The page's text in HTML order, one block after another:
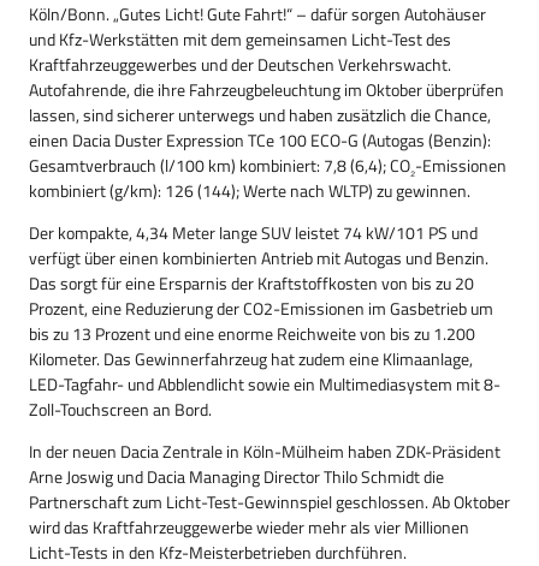
Köln/Bonn. „Gutes Licht! Gute Fahrt!“ – dafür sorgen Autohäuser
und Kfz-Werkstätten mit dem gemeinsamen Licht-Test des
Kraftfahrzeuggewerbes und der Deutschen Verkehrswacht.
Autofahrende, die ihre Fahrzeugbeleuchtung im Oktober überprüfen
lassen, sind sicherer unterwegs und haben zusätzlich die Chance,
einen Dacia Duster Expression TCe 100 ECO-G (Autogas (Benzin):
Gesamtverbrauch (l/100 km) kombiniert: 7,8 (6,4); CO₂-Emissionen
kombiniert (g/km): 126 (144); Werte nach WLTP) zu gewinnen.
Der kompakte, 4,34 Meter lange SUV leistet 74 kW/101 PS und
verfügt über einen kombinierten Antrieb mit Autogas und Benzin.
Das sorgt für eine Ersparnis der Kraftstoffkosten von bis zu 20
Prozent, eine Reduzierung der CO2-Emissionen im Gasbetrieb um
bis zu 13 Prozent und eine enorme Reichweite von bis zu 1.200
Kilometer. Das Gewinnerfahrzeug hat zudem eine Klimaanlage,
LED-Tagfahr- und Abblendlicht sowie ein Multimediasystem mit 8-
Zoll-Touchscreen an Bord.
In der neuen Dacia Zentrale in Köln-Mülheim haben ZDK-Präsident
Arne Joswig und Dacia Managing Director Thilo Schmidt die
Partnerschaft zum Licht-Test-Gewinnspiel geschlossen. Ab Oktober
wird das Kraftfahrzeuggewerbe wieder mehr als vier Millionen
Licht-Tests in den Kfz-Meisterbetrieben durchführen.